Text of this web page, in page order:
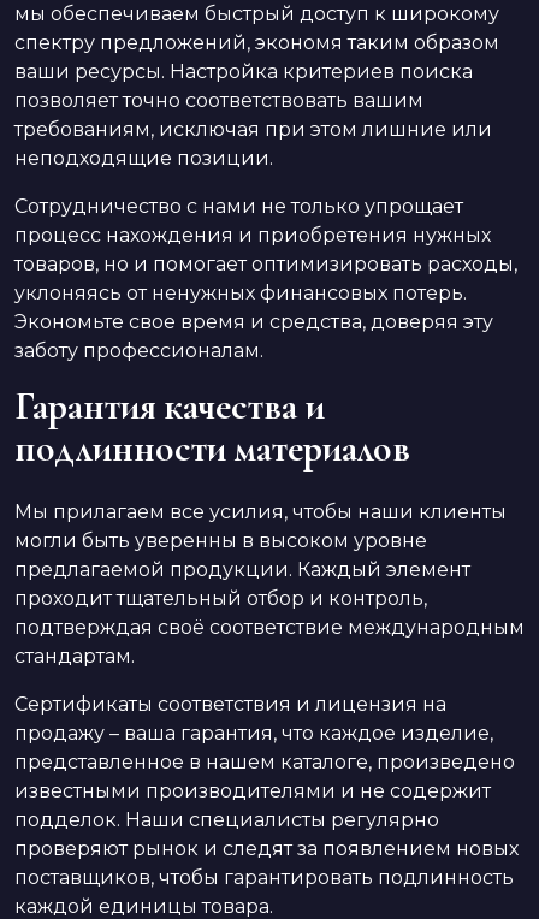
мы обеспечиваем быстрый доступ к широкому
спектру предложений, экономя таким образом
ваши ресурсы. Настройка критериев поиска
позволяет точно соответствовать вашим
требованиям, исключая при этом лишние или
неподходящие позиции.
Сотрудничество с нами не только упрощает
процесс нахождения и приобретения нужных
товаров, но и помогает оптимизировать расходы,
уклоняясь от ненужных финансовых потерь.
Экономьте свое время и средства, доверяя эту
заботу профессионалам.
Гарантия качества и
подлинности материалов
Мы прилагаем все усилия, чтобы наши клиенты
могли быть уверенны в высоком уровне
предлагаемой продукции. Каждый элемент
проходит тщательный отбор и контроль,
подтверждая своё соответствие международным
стандартам.
Сертификаты соответствия и лицензия на
продажу – ваша гарантия, что каждое изделие,
представленное в нашем каталоге, произведено
известными производителями и не содержит
подделок. Наши специалисты регулярно
проверяют рынок и следят за появлением новых
поставщиков, чтобы гарантировать подлинность
каждой единицы товара.